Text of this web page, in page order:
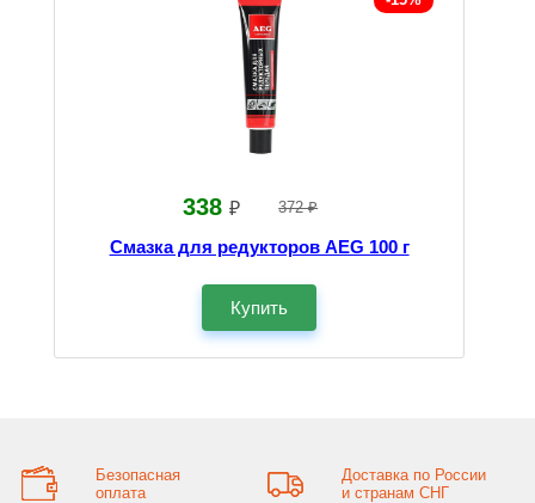
338 ₽ 372 ₽
Смазка для редукторов AEG 100 г
Купить
Безопасная
оплата
Доставка по России
и странам СНГ